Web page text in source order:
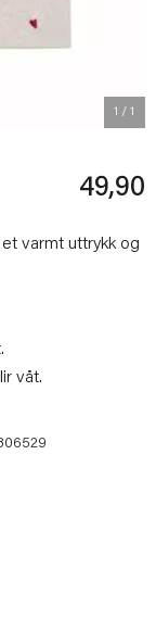
1 / 1
49,90
varmt uttrykk og
våt.